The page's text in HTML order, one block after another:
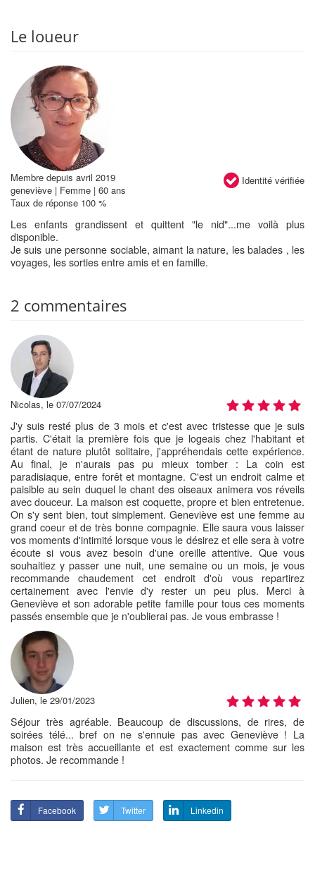
Le loueur
Identité vérifiée
Membre depuis avril 2019
geneviève | Femme | 60 ans
Taux de réponse 100 %
Les enfants grandissent et quittent "le nid"...me voilà plus
disponible.
Je suis une personne sociable, aimant la nature, les balades , les
voyages, les sorties entre amis et en famille.
2 commentaires
Nicolas, le 07/07/2024
J'y suis resté plus de 3 mois et c'est avec tristesse que je suis
partis. C'était la première fois que je logeais chez l'habitant et
étant de nature plutôt solitaire, j'appréhendais cette expérience.
Au final, je n'aurais pas pu mieux tomber : La coin est
paradisiaque, entre forêt et montagne. C'est un endroit calme et
paisible au sein duquel le chant des oiseaux animera vos réveils
avec douceur. La maison est coquette, propre et bien entretenue.
On s'y sent bien, tout simplement. Geneviève est une femme au
grand coeur et de très bonne compagnie. Elle saura vous laisser
vos moments d'intimité lorsque vous le désirez et elle sera à votre
écoute si vous avez besoin d'une oreille attentive. Que vous
souhaitiez y passer une nuit, une semaine ou un mois, je vous
recommande chaudement cet endroit d'où vous repartirez
certainement avec l'envie d'y rester un peu plus. Merci à
Geneviève et son adorable petite famille pour tous ces moments
passés ensemble que je n'oublierai pas. Je vous embrasse !
Julien, le 29/01/2023
Séjour très agréable. Beaucoup de discussions, de rires, de
soirées télé... bref on ne s'ennuie pas avec Geneviève ! La
maison est très accueillante et est exactement comme sur les
photos. Je recommande !
Facebook Twitter Linkedin